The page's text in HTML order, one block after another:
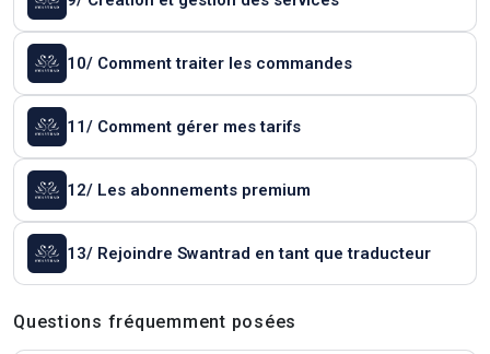
10/ Comment traiter les commandes
11/ Comment gérer mes tarifs
12/ Les abonnements premium
13/ Rejoindre Swantrad en tant que traducteur
Questions et réponses
Questions fréquemment posées